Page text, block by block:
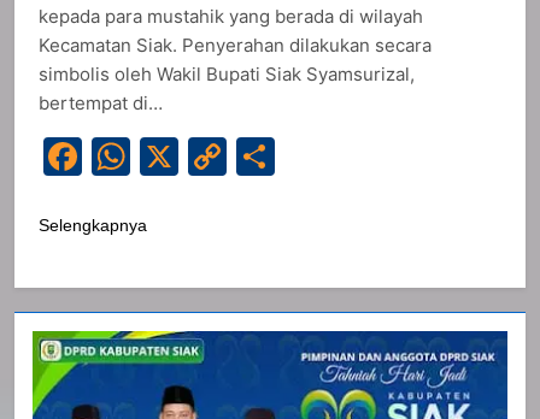
kepada para mustahik yang berada di wilayah
Kecamatan Siak. Penyerahan dilakukan secara
simbolis oleh Wakil Bupati Siak Syamsurizal,
bertempat di…
Facebook
WhatsApp
X
Copy
Selengkapnya